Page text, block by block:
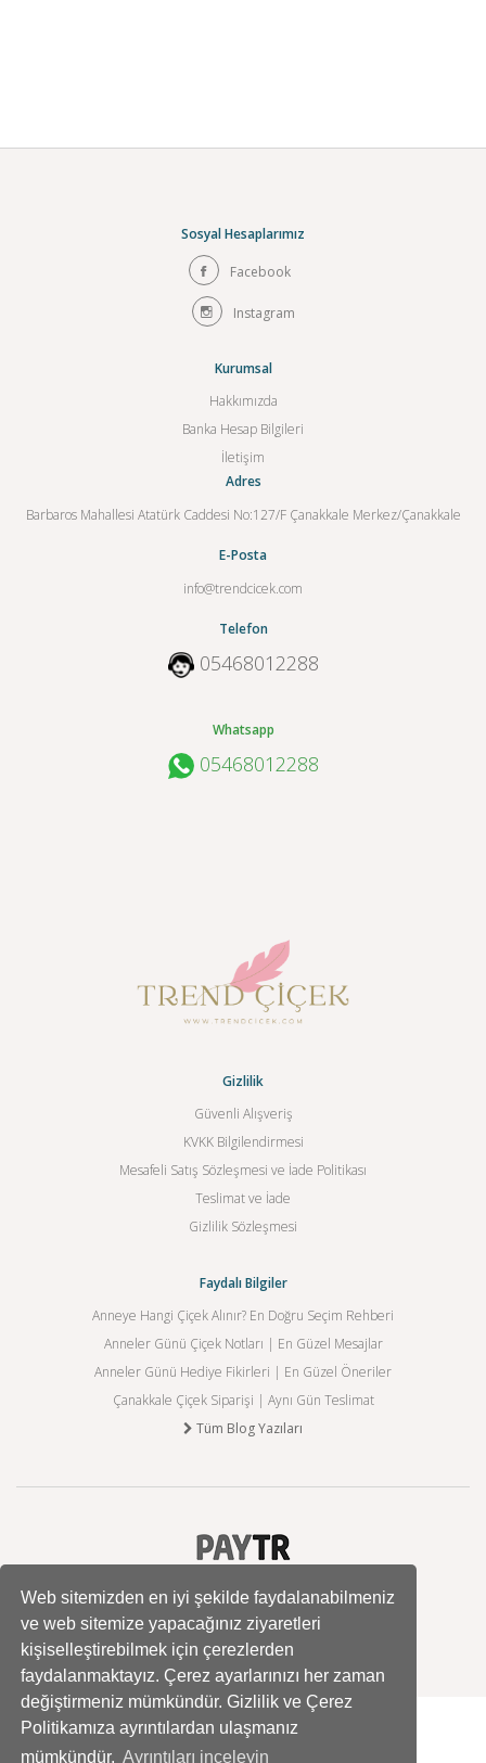
Web sitemizden en iyi şekilde faydalanabilmeniz
ve web sitemize yapacağınız ziyaretleri
kişiselleştirebilmek için çerezlerden
faydalanmaktayız. Çerez ayarlarınızı her zaman
değiştirmeniz mümkündür. Gizlilik ve Çerez
Politikamıza ayrıntılardan ulaşmanız
mümkündür. Ayrıntıları inceleyin
Sosyal Hesaplarımız
Facebook
Instagram
Kurumsal
Hakkımızda
Banka Hesap Bilgileri
İletişim
Adres
Barbaros Mahallesi Atatürk Caddesi No:127/F Çanakkale Merkez/Çanakkale
E-Posta
info@trendcicek.com
Telefon
05468012288
Whatsapp
05468012288
Gizlilik
Güvenli Alışveriş
KVKK Bilgilendirmesi
Mesafeli Satış Sözleşmesi ve İade Politikası
Teslimat ve İade
Gizlilik Sözleşmesi
Faydalı Bilgiler
Anneye Hangi Çiçek Alınır? En Doğru Seçim Rehberi
Anneler Günü Çiçek Notları | En Güzel Mesajlar
Anneler Günü Hediye Fikirleri | En Güzel Öneriler
Çanakkale Çiçek Siparişi | Aynı Gün Teslimat
Tüm Blog Yazıları